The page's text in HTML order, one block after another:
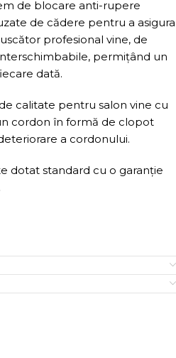
de blocare anti-rupere
de cădere pentru a asigura
profesional vine, de
permițând un
dată.
calitate pentru salon vine cu
cordon în formă de clopot
a cordonului.
dotat standard cu o garanție